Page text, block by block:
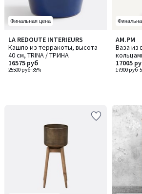
Финальная цена
LA REDOUTE INTERIEURS
Кашпо из терракоты, высота
40 см, TRINA / ТРИНА
25500 руб-35%
16575 руб
AM.PM
Ваза из
Мавео
17900 руб-
17005